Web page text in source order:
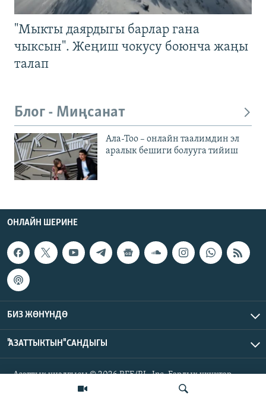
"Мыкты даярдыгы барлар гана
чыксын". Жеңиш чокусу боюнча жаңы
талап
Блог - Миңсанат
Ала-Тоо – онлайн таалимдин эл
аралык бешиги болууга тийиш
ОНЛАЙН ШЕРИНЕ
БИЗ ЖӨНҮНДӨ
"АЗАТТЫКТЫН" САНДЫГЫ
Азаттык үналгысы © 2026 RFE/RL, Inc. Бардык укуктар